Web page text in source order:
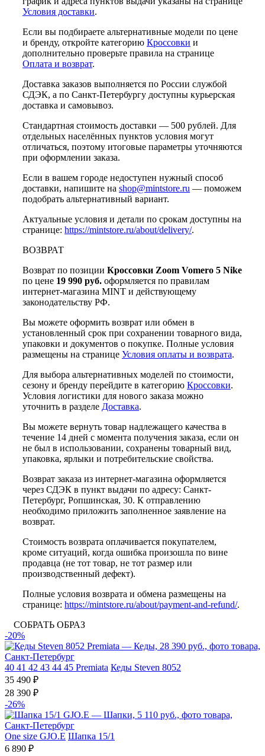
Условия доставки.
Если вы подбираете альтернативные модели по цене
и бренду, откройте категорию Кроссовки и
дополнительно проверьте правила на странице
Оплата и возврат.
Доставка заказов выполняется по России службой
СДЭК, а по Санкт-Петербургу доступны курьерская
доставка и самовывоз.
Стандартная стоимость доставки — 500 рублей. Для
отдельных населённых пунктов условия могут
отличаться, поэтому итоговые параметры уточняются
при оформлении заказа.
Если в вашем городе недоступен нужный способ
доставки, напишите на shop@mintstore.ru — поможем
подобрать альтернативный вариант.
Актуальные условия и детали по срокам доступны на
странице: https://mintstore.ru/about/delivery/.
ВОЗВРАТ
Возврат по позиции Кроссовки Zoom Vomero 5 Nike
по цене 19 990 руб. оформляется по правилам
интернет-магазина MINT и действующему
законодательству РФ.
Вы можете оформить возврат или обмен в
установленный срок при сохранении товарного вида,
упаковки и документов о покупке. Полные условия
размещены на странице Условия оплаты и возврата.
Для выбора альтернативных моделей по стоимости,
сезону и бренду перейдите в категорию Кроссовки.
Условия логистики для нового заказа можно
уточнить в разделе Доставка.
Вы можете вернуть товар надлежащего качества в
течение 14 дней с момента получения заказа, если он
не был в использовании, сохранены товарный вид,
упаковка, ярлыки и потребительские свойства.
Возврат заказа из интернет-магазина оформляется
через СДЭК в пункт выдачи по адресу: Санкт-
Петербург, Ропшинская, 30. К отправлению
необходимо приложить заполненное заявление на
возврат.
Стоимость возврата оплачивается покупателем,
кроме ситуаций, когда ошибка произошла по вине
продавца (не тот товар, не тот размер или
производственный дефект).
Полные условия возврата и обмена размещены на
странице: https://mintstore.ru/about/payment-and-refund/.
СОБРАТЬ ОБРАЗ
-20%
40 41 42 43 44 45 Premiata Кеды Steven 8052
35 490 ₽
28 390 ₽
-26%
One size GJO.E Шапка 15/1
6 890 ₽